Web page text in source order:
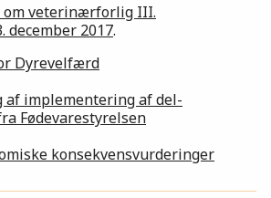
om veterinærforlig III.
december 2017.
Dyrevelfærd
af implementering af del-
Fødevarestyrelsen
konsekvensvurderinger